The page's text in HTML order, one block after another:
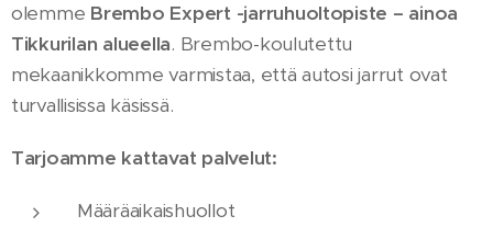
olemme Brembo Expert -jarruhuoltopiste – ainoa
Tikkurilan alueella. Brembo-koulutettu
mekaanikkomme varmistaa, että autosi jarrut ovat
turvallisissa käsissä.
Tarjoamme kattavat palvelut:
Määräaikaishuollot